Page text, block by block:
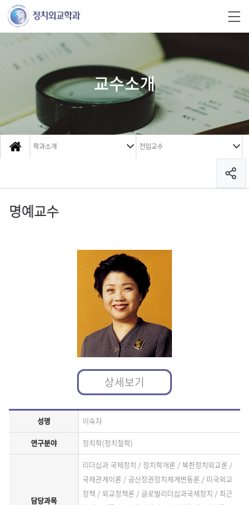
교수소개
학과소개 전임교수
명예교수
상세보기
성명 이숙자
연구분야 정치학(정치철학)
담당과목
리더십과 국제정치 / 정치학개론 / 북한정치외교론 /
국제관계이론 / 공산정권정치체계변동론 / 미국외교
정책 / 외교정책론 / 글로벌리더십과국제정치 / 최근